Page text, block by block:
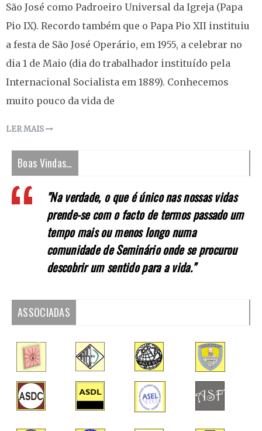
São José como Padroeiro Universal da Igreja (Papa
Pio IX). Recordo também que o Papa Pio XII instituiu
a festa de São José Operário, em 1955, a celebrar no
dia 1 de Maio (dia do trabalhador instituído pela
Internacional Socialista em 1889). Conhecemos
muito pouco da vida de
LER MAIS
Boas Vindas…
"Na verdade, o que é único nas nossas vidas
prende-se com o facto de termos passado um
tempo mais ou menos longo numa
comunidade de Seminário onde se procurou
descobrir um sentido para a vida."
ASSOCIADAS